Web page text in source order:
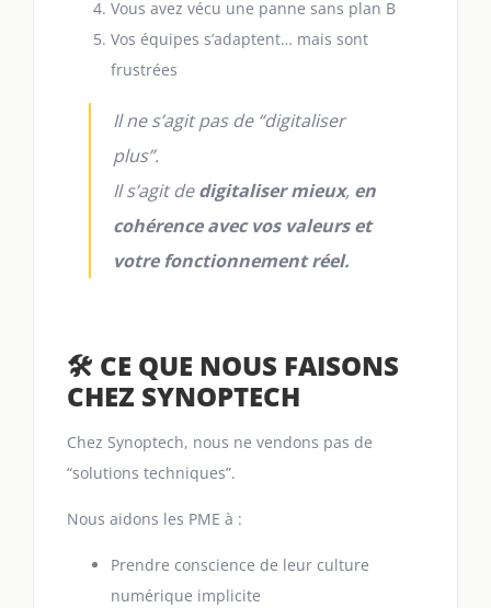
Vous avez vécu une panne sans plan B
Vos équipes s’adaptent… mais sont
frustrées
Il ne s’agit pas de “digitaliser
plus”.
Il s’agit dedigitaliser mieux, en
cohérence avec vos valeurs et
votre fonctionnement réel.
🛠️ CE QUE NOUS FAISONS
CHEZ SYNOPTECH
Chez Synoptech, nous ne vendons pas de
“solutions techniques”.
Nous aidons les PME à :
Prendre conscience de leur culture
numérique implicite